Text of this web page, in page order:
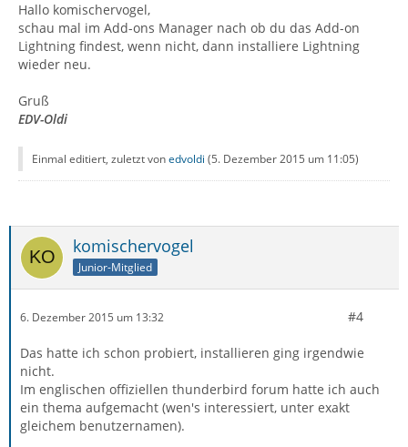
Hallo komischervogel,
schau mal im Add-ons Manager nach ob du das Add-on
Lightning findest, wenn nicht, dann installiere Lightning
wieder neu.
Gruß
EDV-Oldi
Einmal editiert, zuletzt vonedvoldi (5. Dezember 2015 um 11:05)
komischervogel
Junior-Mitglied
6. Dezember 2015 um 13:32 #4
Das hatte ich schon probiert, installieren ging irgendwie
nicht.
Im englischen offiziellen thunderbird forum hatte ich auch
ein thema aufgemacht (wen's interessiert, unter exakt
gleichem benutzernamen).